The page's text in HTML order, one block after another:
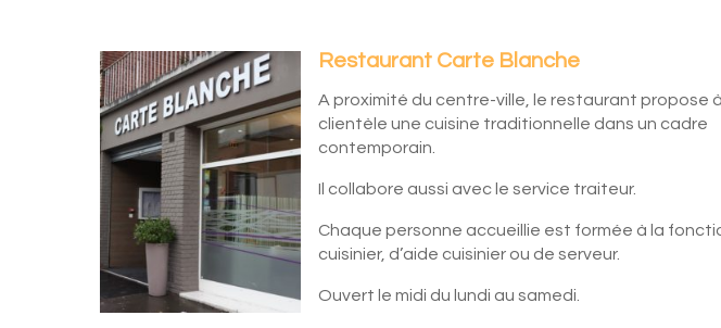
Restaurant Carte Blanche
A proximité du centre-ville, le restaurant propose
clientèle une cuisine traditionnelle dans un cadre
contemporain.
Il collabore aussi avec le service traiteur.
Chaque personne accueillie est formée à la
cuisinier, d’aide cuisinier ou de serveur.
Ouvert le midi du lundi au samedi.